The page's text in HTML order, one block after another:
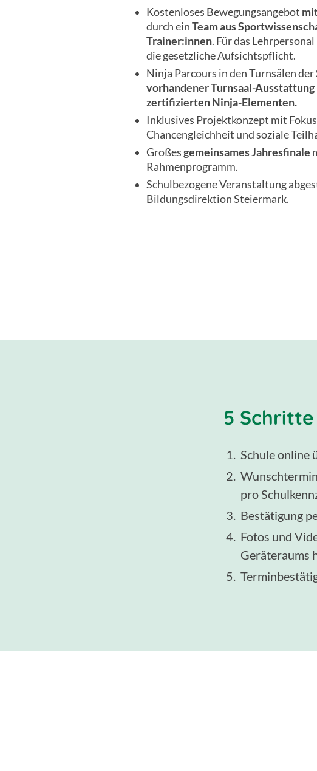
Kostenloses Bewegungsangebot
durch einTeam aus
Trainer:innen. Für das
die gesetzliche Aufsichtspflicht.
Ninja Parcours in den Turnsälen
vorhandener Turnsaal-Ausstattung
zertifizierten Ninja-Elementen.
Inklusives Projektkonzept mit
Chancengleichheit und soziale
Großesgemeinsames Jahresfinale
Rahmenprogramm.
Schulbezogene Veranstaltung
Bildungsdirektion Steiermark.
5
Schule online
pro
Bestätigung
Fotos und
Geräteraums